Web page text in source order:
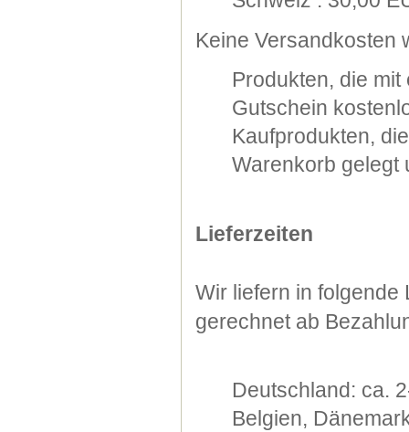
Keine Versandkosten
Produkten, die
Gutschein
Kaufprodukten,
Warenkorb gelegt
Lieferzeiten
Wir liefern in folgende
gerechnet ab
Deutschland: ca.
Belgien,